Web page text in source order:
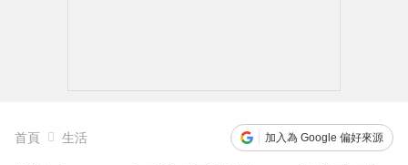
首頁 生活 加入為 Google 偏好來源